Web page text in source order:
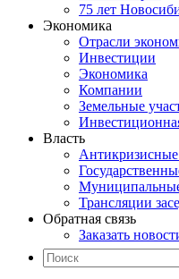
75 лет
Экономика
Отрасли
Инвестиции
Экономика
Компании
Земельные
Власть
Трансляции
Обратная связь
Заказать